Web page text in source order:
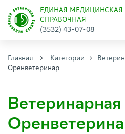
ЕДИНАЯ МЕДИЦИНСКАЯ
СПРАВОЧНАЯ
(3532) 43-07-08
Главная Категории
Оренветеринар